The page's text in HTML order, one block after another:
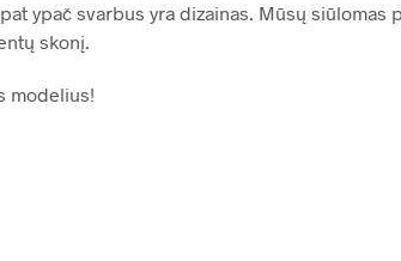
ypač svarbus yra dizainas. Mūsų siūlomas
skonį.
modelius!